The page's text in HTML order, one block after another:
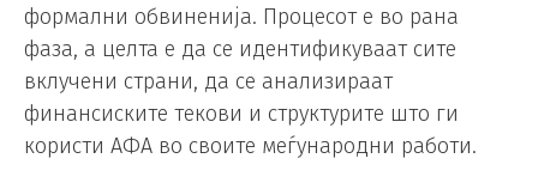
формални обвиненија. Процесот е во рана
фаза, а целта е да се идентификуваат сите
вклучени страни, да се анализираат
финансиските текови и структурите што ги
користи АФА во своите меѓународни работи.